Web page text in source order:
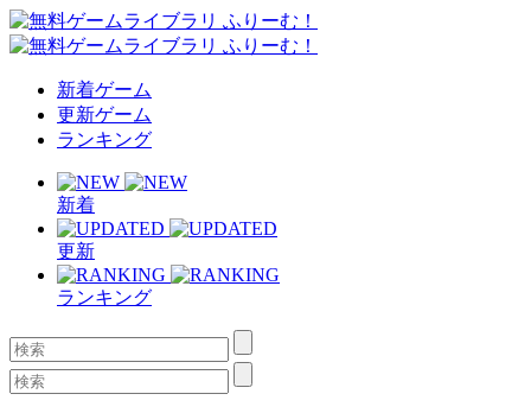
新着ゲーム
更新ゲーム
ランキング
新着
更新
ランキング